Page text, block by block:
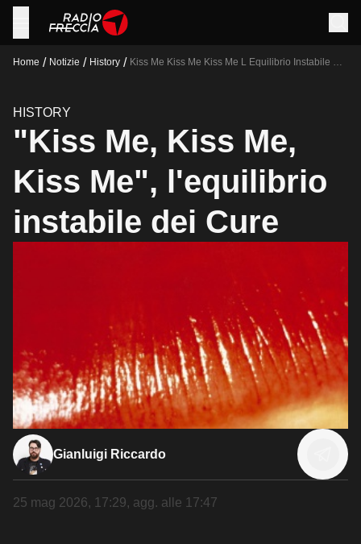
Home / Notizie / History / Kiss Me Kiss Me Kiss Me L Equilibrio Instabile Dei
HISTORY
"Kiss Me, Kiss Me,
Kiss Me", l'equilibrio
instabile dei Cure
Gianluigi Riccardo
25 mag 2026, 17:29, agg. alle 17:47